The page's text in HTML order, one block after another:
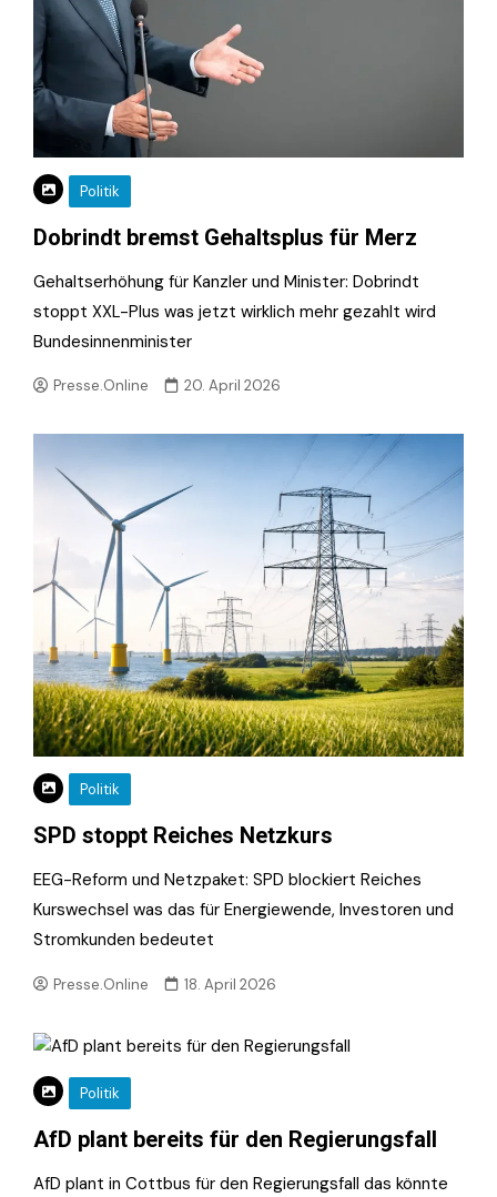
Politik
Dobrindt bremst Gehaltsplus für Merz
Gehaltserhöhung für Kanzler und Minister: Dobrindt
stoppt XXL-Plus was jetzt wirklich mehr gezahlt wird
Bundesinnenminister
Presse.Online 20. April 2026
Politik
SPD stoppt Reiches Netzkurs
EEG-Reform und Netzpaket: SPD blockiert Reiches
Kurswechsel was das für Energiewende, Investoren und
Stromkunden bedeutet
Presse.Online 18. April 2026
Politik
AfD plant bereits für den Regierungsfall
AfD plant in Cottbus für den Regierungsfall das könnte